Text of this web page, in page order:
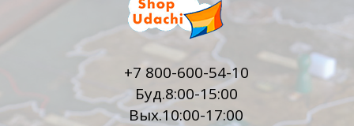
+7 800-600-54-10
Буд.8:00-15:00
Вых.10:00-17:00